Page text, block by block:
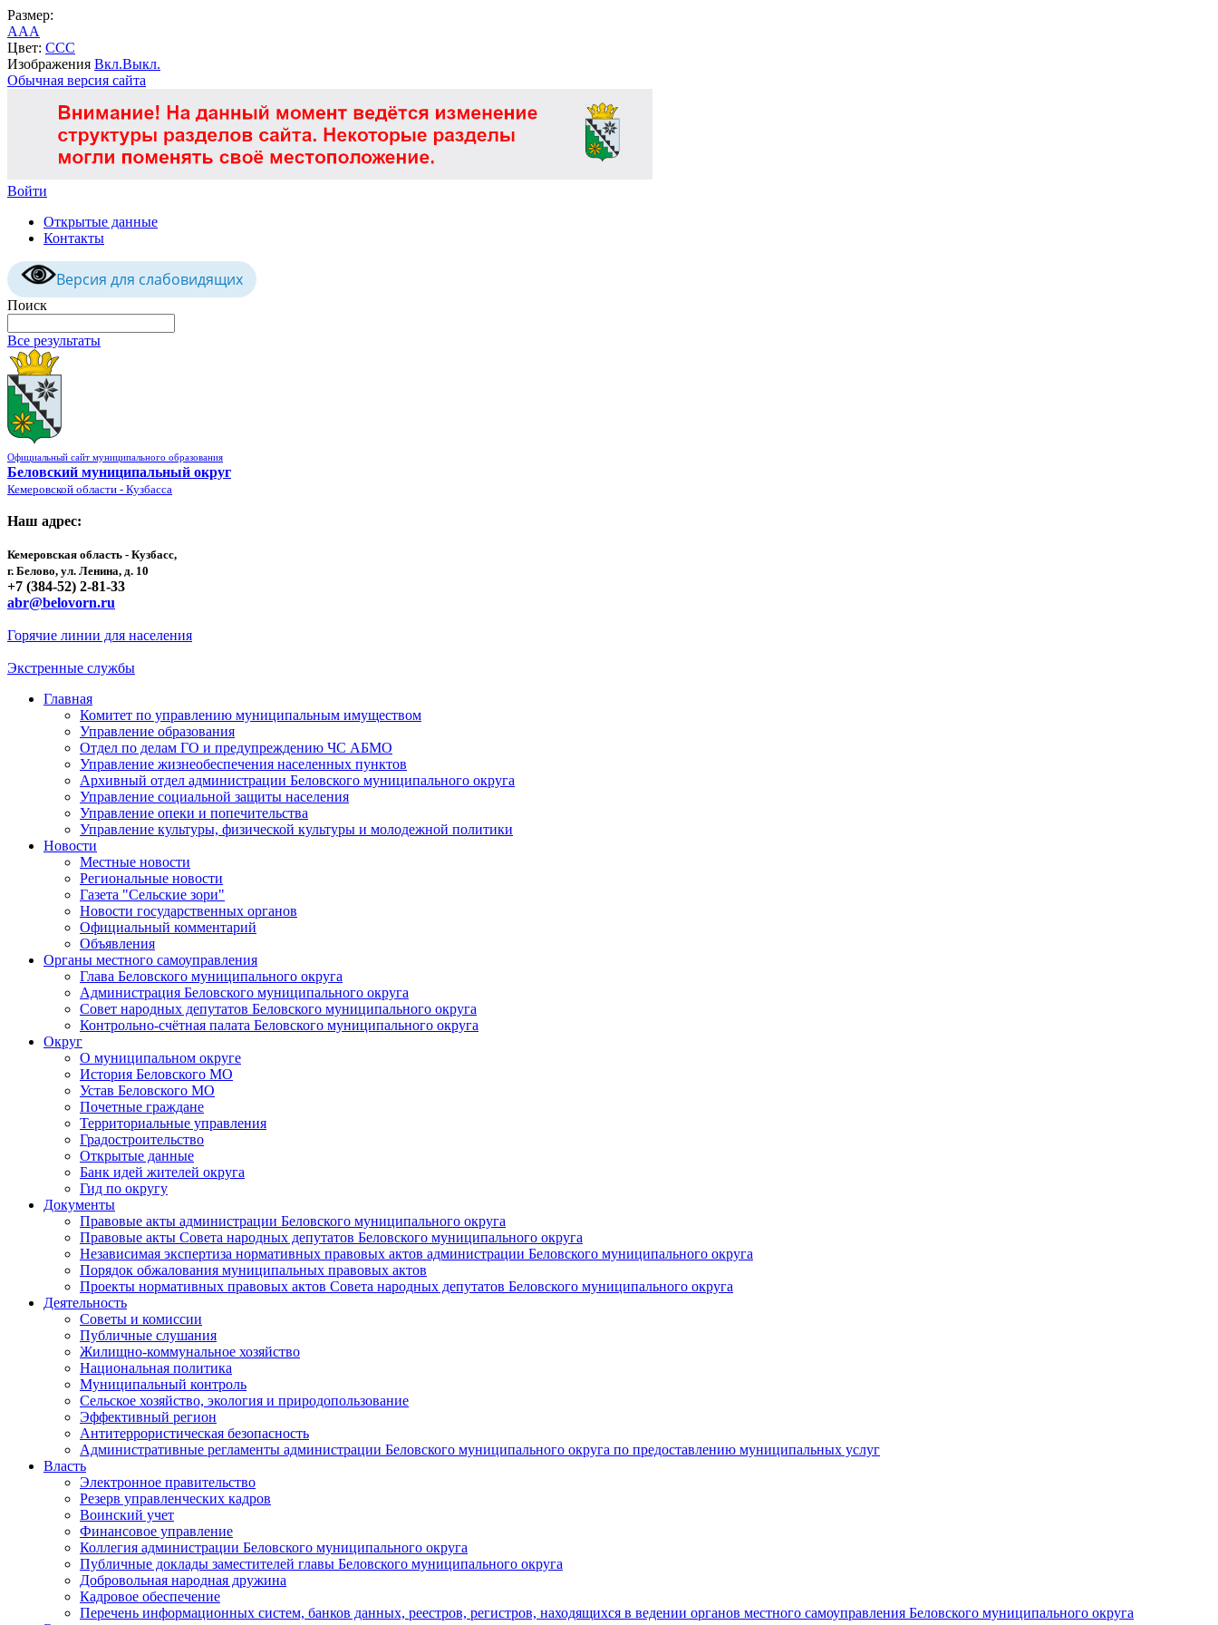
Размер:
AAA
Цвет: CCC
Изображения Вкл.Выкл.
Обычная версия сайта
Войти
Открытые данные
Контакты
Версия для слабовидящих
Поиск
Все результаты
Официальный сайт муниципального образования
Беловский муниципальный округ
Кемеровской области - Кузбасса
Наш адрес:
Кемеровская область - Кузбасс,
г. Белово, ул. Ленина, д. 10
+7 (384-52) 2-81-33
abr@belovorn.ru
Горячие линии для населения
Экстренные службы
Главная
Комитет по управлению муниципальным имуществом
Управление образования
Отдел по делам ГО и предупреждению ЧС АБМО
Управление жизнеобеспечения населенных пунктов
Архивный отдел администрации Беловского муниципального округа
Управление социальной защиты населения
Управление опеки и попечительства
Управление культуры, физической культуры и молодежной политики
Новости
Местные новости
Региональные новости
Газета "Сельские зори"
Новости государственных органов
Официальный комментарий
Объявления
Органы местного самоуправления
Глава Беловского муниципального округа
Администрация Беловского муниципального округа
Совет народных депутатов Беловского муниципального округа
Контрольно-счётная палата Беловского муниципального округа
Округ
О муниципальном округе
История Беловского МО
Устав Беловского МО
Почетные граждане
Территориальные управления
Градостроительство
Открытые данные
Банк идей жителей округа
Гид по округу
Документы
Правовые акты администрации Беловского муниципального округа
Правовые акты Совета народных депутатов Беловского муниципального округа
Независимая экспертиза нормативных правовых актов администрации Беловского муниципального округа
Порядок обжалования муниципальных правовых актов
Проекты нормативных правовых актов Совета народных депутатов Беловского муниципального округа
Деятельность
Советы и комиссии
Публичные слушания
Жилищно-коммунальное хозяйство
Национальная политика
Муниципальный контроль
Сельское хозяйство, экология и природопользование
Эффективный регион
Антитеррористическая безопасность
Административные регламенты администрации Беловского муниципального округа по предоставлению муниципальных услуг
Власть
Электронное правительство
Резерв управленческих кадров
Воинский учет
Финансовое управление
Коллегия администрации Беловского муниципального округа
Публичные доклады заместителей главы Беловского муниципального округа
Добровольная народная дружина
Кадровое обеспечение
Перечень информационных систем, банков данных, реестров, регистров, находящихся в ведении органов местного самоуправления Беловского муниципального округа